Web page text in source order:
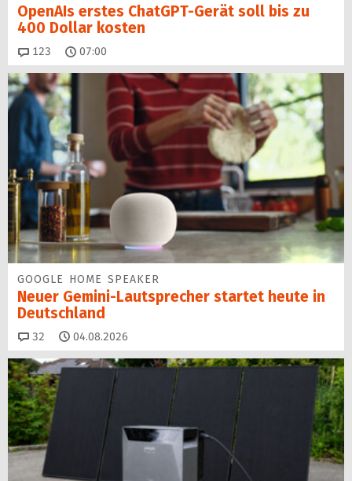
OpenAIs erstes ChatGPT-Gerät soll bis zu
400 Dollar kosten
123 Kommentare
07:00
GOOGLE HOME SPEAKER
Neuer Gemini-Laut­spre­cher startet heu­te in
Deutschland
32 Kommentare
04.08.2026